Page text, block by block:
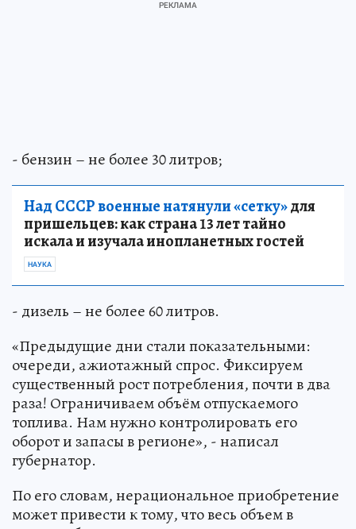
- бензин – не более 30 литров;
Над СССР военные натянули «сетку»для
пришельцев: как страна 13 лет тайно
искала и изучала инопланетных гостей
НАУКА
- дизель – не более 60 литров.
«Предыдущие дни стали показательными:
очереди, ажиотажный спрос. Фиксируем
существенный рост потребления, почти в два
раза! Ограничиваем объём отпускаемого
топлива. Нам нужно контролировать его
оборот и запасы в регионе», - написал
губернатор.
По его словам, нерациональное приобретение
может привести к тому, что весь объем в